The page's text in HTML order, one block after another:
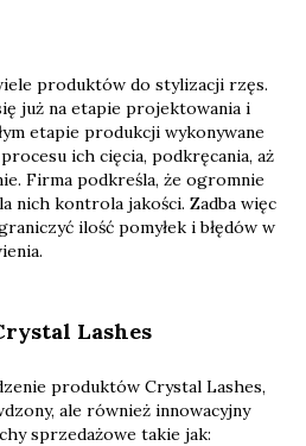
produktów do stylizacji rzęs.
już na etapie projektowania i
etapie produkcji wykonywane
ich cięcia, podkręcania, aż
Firma podkreśla, że ogromnie
nich kontrola jakości. Zadba więc
ilość pomyłek i błędów w
Lashes
produktów Crystal Lashes,
ale również innowacyjny
sprzedażowe takie jak: